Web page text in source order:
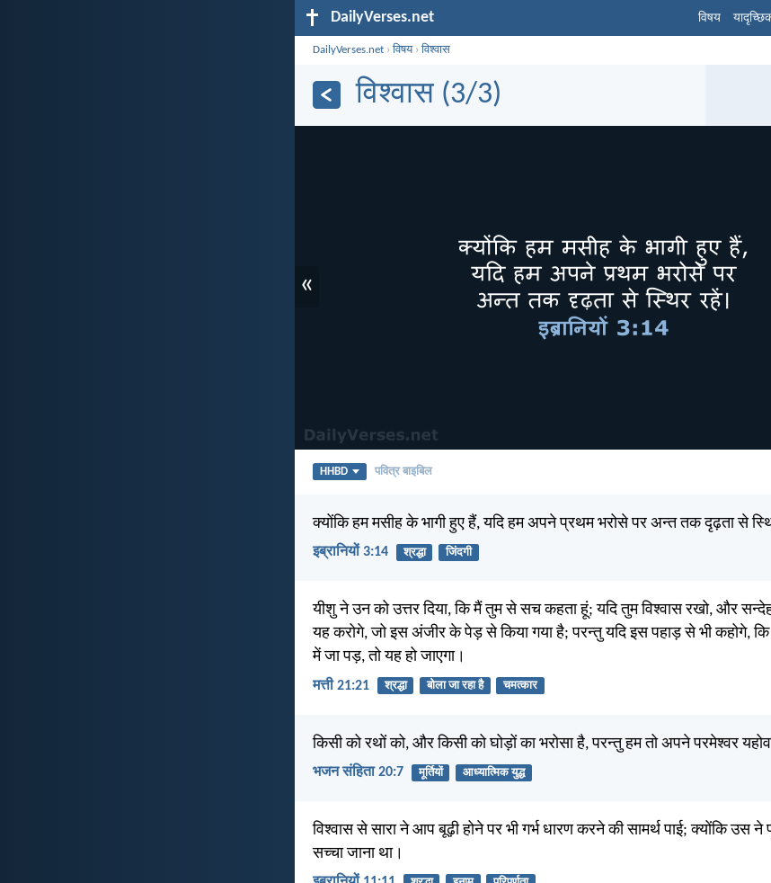
DailyVerses.net विषय
DailyVerses.net ›विषय›विश्वास
विश्वास (3/3)
«
HHBD पवित्र बाइबिल
क्योंकि हम मसीह के भागी हुए हैं, यदि हम अपने प्रथम भरोसे पर अन्त तक दृढ़ता से
इब्रानियों 3:14 श्रद्धा जिंदगी
यीशु ने उन को उत्तर दिया, कि मैं तुम से सच कहता हूं; यदि तुम विश्वास रखो, और
यह करोगे, जो इस अंजीर के पेड़ से किया गया है; परन्तु यदि इस पहाड़ से भी कहोगे,
में जा पड़, तो यह हो जाएगा।
मत्ती 21:21 श्रद्धा बोला जा रहा है चमत्कार
किसी को रथों को, और किसी को घोड़ों का भरोसा है, परन्तु हम तो अपने परमेश्वर
भजन संहिता 20:7 मूर्तियों आध्यात्मिक युद्ध
विश्वास से सारा ने आप बूढ़ी होने पर भी गर्भ धारण करने की सामर्थ पाई; क्योंकि उस ने
सच्चा जाना था।